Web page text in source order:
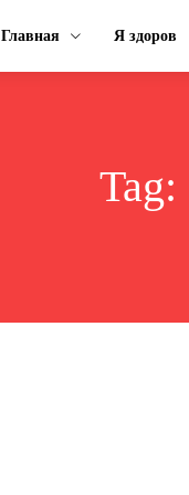
Главная Я здоров
Tag: